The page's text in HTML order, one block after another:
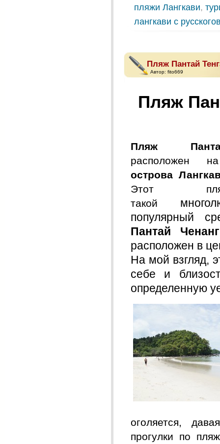
пляжи Лангкави,
лангкави с
Пляж Пантай
Автор: fito669
Пляж
Пляж
расположен
острова
Этот
такой
популярный
Пантай Ченанг
расположен в
На мой взгляд,
себе и
определенную
оголяется,
прогулки по